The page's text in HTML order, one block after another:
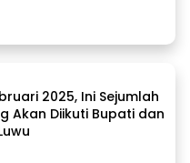
2025, Ini Sejumlah
Akan Diikuti Bupati dan